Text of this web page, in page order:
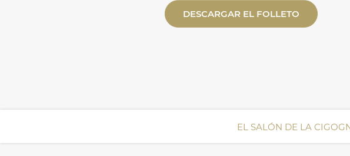
DESCARGAR EL FOLLETO
EL SALÓN DE LA